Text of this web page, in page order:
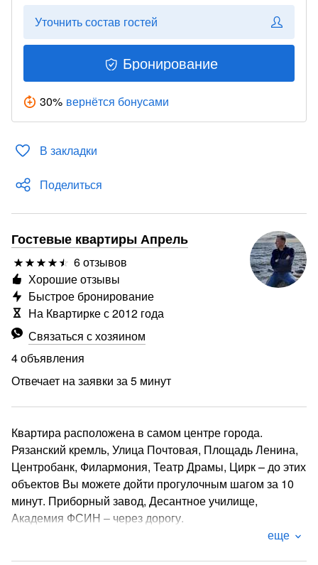
Уточнить состав гостей
Бронирование
30% вернётся бонусами
В закладки
Поделиться
Гостевые квартиры Апрель
6 отзывов
Связаться с хозяином
4 объявления
Отвечает на заявки за 5 минут
Хорошие отзывы
Быстрое бронирование
На Квартирке с 2012 года
Квартира расположена в самом центре города.
Рязанский кремль, Улица Почтовая, Площадь Ленина,
Центробанк, Филармония, Театр Драмы, Цирк – до этих
объектов Вы можете дойти прогулочным шагом за 10
минут. Приборный завод, Десантное училище,
Академия ФСИН – через дорогу.
Выходящие во двор окна и стеклопакеты обеспечат
тишину во время отдыха. Вашу безопасность
еще